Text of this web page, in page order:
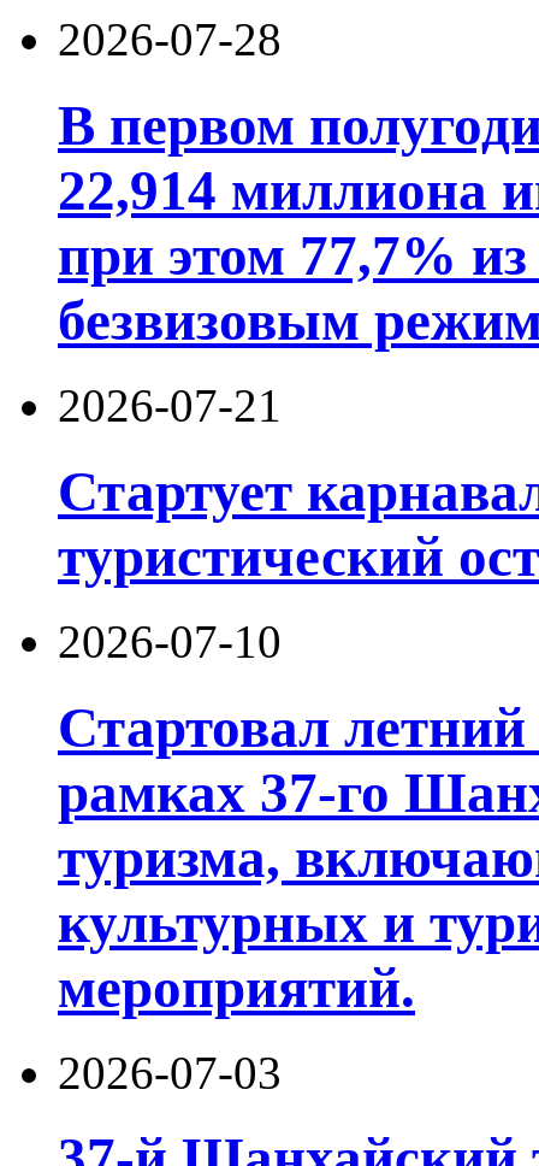
2026-07-28
В первом
22,914 миллиона
при этом 77,7%
безвизовым
2026-07-21
Стартует
туристический
2026-07-10
Стартовал
рамках 37-го
туризма,
культурных и
мероприятий.
2026-07-03